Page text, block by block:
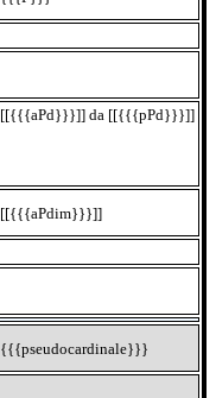
[[{{{aPd}}}]] da [[{{{pPd}}}]]
[[{{{aPdim}}}]]
{{{pseudocardinale}}}